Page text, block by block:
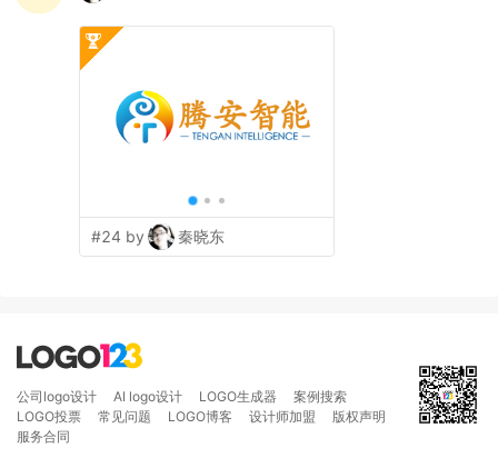
#24 by 秦晓东
公司logo设计 AI logo设计 LOGO生成器
案例搜索
LOGO投票
常见问题 LOGO博客 设计师加盟
版权声明
服务合同